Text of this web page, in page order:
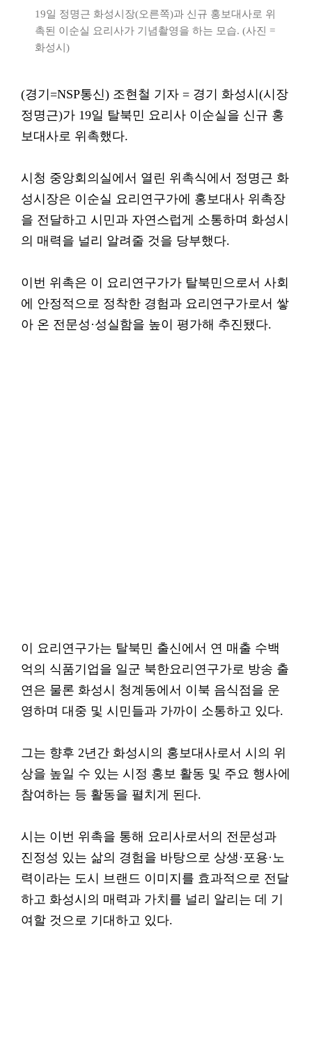
19일 정명근 화성시장(오른쪽)과 신규 홍보대사로 위
촉된 이순실 요리사가 기념촬영을 하는 모습. (사진 =
화성시)
(경기=NSP통신) 조현철 기자 = 경기 화성시(시장
정명근)가 19일 탈북민 요리사 이순실을 신규 홍
보대사로 위촉했다.
시청 중앙회의실에서 열린 위촉식에서 정명근 화
성시장은 이순실 요리연구가에 홍보대사 위촉장
을 전달하고 시민과 자연스럽게 소통하며 화성시
의 매력을 널리 알려줄 것을 당부했다.
이번 위촉은 이 요리연구가가 탈북민으로서 사회
에 안정적으로 정착한 경험과 요리연구가로서 쌓
아 온 전문성·성실함을 높이 평가해 추진됐다.
이 요리연구가는 탈북민 출신에서 연 매출 수백
억의 식품기업을 일군 북한요리연구가로 방송 출
연은 물론 화성시 청계동에서 이북 음식점을 운
영하며 대중 및 시민들과 가까이 소통하고 있다.
그는 향후 2년간 화성시의 홍보대사로서 시의 위
상을 높일 수 있는 시정 홍보 활동 및 주요 행사에
참여하는 등 활동을 펼치게 된다.
시는 이번 위촉을 통해 요리사로서의 전문성과
진정성 있는 삶의 경험을 바탕으로 상생·포용·노
력이라는 도시 브랜드 이미지를 효과적으로 전달
하고 화성시의 매력과 가치를 널리 알리는 데 기
여할 것으로 기대하고 있다.